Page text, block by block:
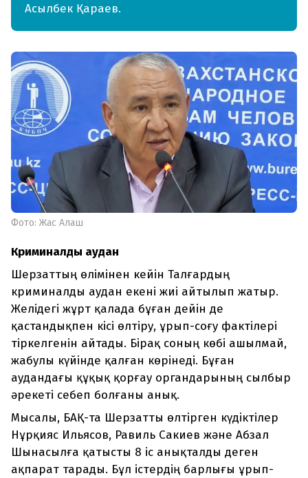
Асылбек Қараев.
Фото: Жас Алаш
Криминалды аудан
Шерзаттың өлімінен кейін Талғардың
криминалды аудан екені жиі айтылып жатыр.
Желідегі жұрт қалада бұған дейін де
қастандықпен кісі өлтіру, ұрып-соғу фактілері
тіркелгенін айтады. Бірақ соның көбі ашылмай,
жабулы күйінде қалған көрінеді. Бұған
аудандағы құқық қорғау органдарының сылбыр
әрекеті себеп болғаны анық.
Мысалы, БАҚ-та Шерзатты өлтірген күдіктілер
Нұрқияс Ильясов, Равиль Сакиев және Абзал
Шынасылға қатысты 8 іс анықталды деген
ақпарат тарады. Бұл істердің барлығы ұрып-